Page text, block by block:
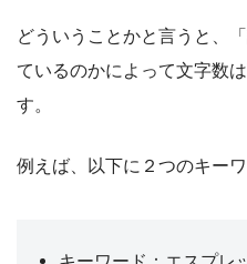
どういうことかと言うと、
ているのかによって文字数
す。
例えば、以下に２つのキー